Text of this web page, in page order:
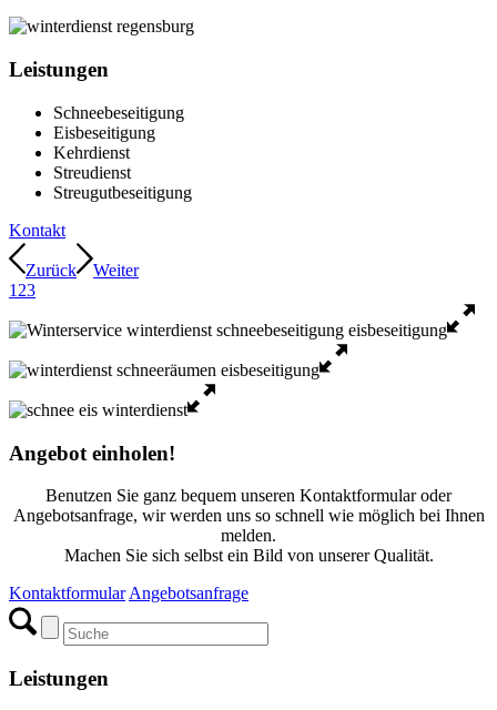
Leistungen
Schneebeseitigung
Eisbeseitigung
Kehrdienst
Streudienst
Streugutbeseitigung
Kontakt
Zurück
Weiter
1 23
Angebot einholen!
Benutzen Sie ganz bequem unseren Kontaktformular oder
Angebotsanfrage, wir werden uns so schnell wie möglich bei Ihnen
melden.
Machen Sie sich selbst ein Bild von unserer Qualität.
Kontaktformular Angebotsanfrage
Leistungen